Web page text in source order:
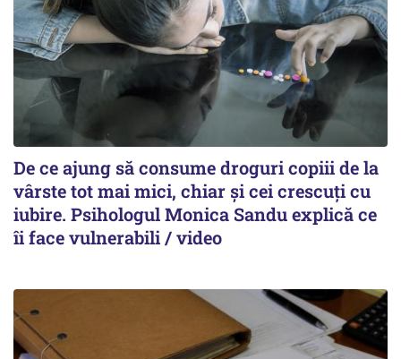
De ce ajung să consume droguri copiii de la
vârste tot mai mici, chiar și cei crescuți cu
iubire. Psihologul Monica Sandu explică ce
îi face vulnerabili / video